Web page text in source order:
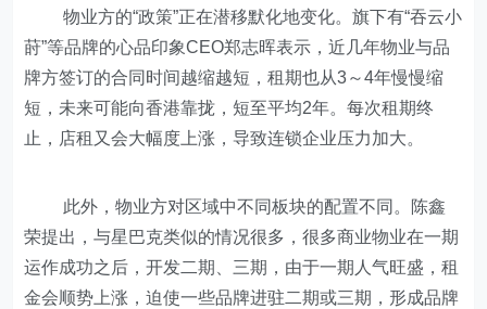
物业方的“政策”正在潜移默化地变化。旗下有“吞云小
莳”等品牌的心品印象CEO郑志晖表示，近几年物业与品
牌方签订的合同时间越缩越短，租期也从3～4年慢慢缩
短，未来可能向香港靠拢，短至平均2年。每次租期终
止，店租又会大幅度上涨，导致连锁企业压力加大。
此外，物业方对区域中不同板块的配置不同。陈鑫
荣提出，与星巴克类似的情况很多，很多商业物业在一期
运作成功之后，开发二期、三期，由于一期人气旺盛，租
金会顺势上涨，迫使一些品牌进驻二期或三期，形成品牌